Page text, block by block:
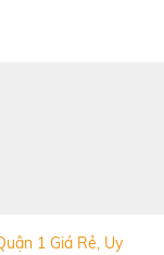
1 Giá Rẻ, Uy